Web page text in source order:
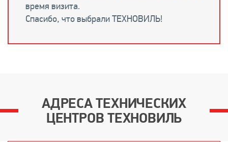
время визита.
Спасибо, что выбрали ТЕХНОВИЛЬ!
АДРЕСА ТЕХНИЧЕСКИХ
ЦЕНТРОВ ТЕХНОВИЛЬ